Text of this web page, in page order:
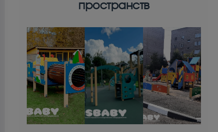
пространств